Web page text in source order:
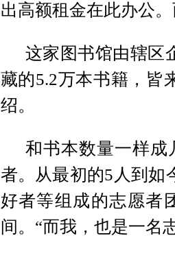
出高额租金在此办公
这家图书馆由辖区
藏的5.2万本书籍，皆
绍。
和书本数量一样成
者。从最初的5人到如
好者等组成的志愿者
间。“而我，也是一名